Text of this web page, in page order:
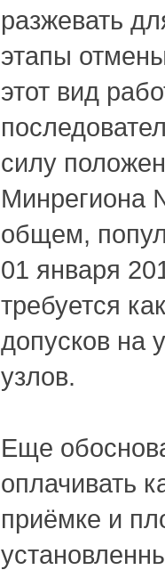
разжевать
этапы
этот вид
силу
общем,
01 января
требуется
допусков на
узлов.
Еще
оплачивать
приёмке и